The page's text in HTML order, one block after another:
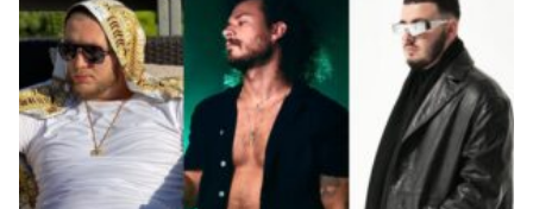
tregun muzikor shqiptar. Kënga, e cila përmban një
miks unik të ritmeve...